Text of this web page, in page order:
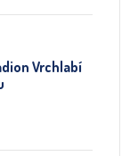
Vrchlabí